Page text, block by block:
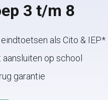
3 t/m 8
als Cito & IEP*
op school
garantie